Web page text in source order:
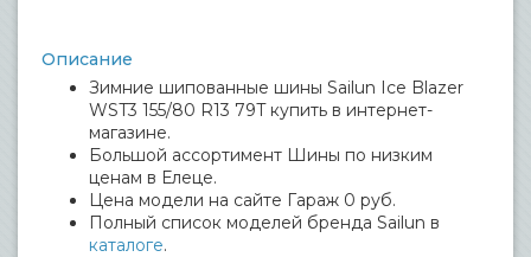
Описание
Зимние шипованные шины Sailun Ice Blazer
WST3 155/80 R13 79T купить в интернет-
магазине.
Большой ассортимент Шины по низким
ценам в Елеце.
Цена модели на сайте Гараж 0 руб.
Полный список моделей бренда Sailun в
каталоге.